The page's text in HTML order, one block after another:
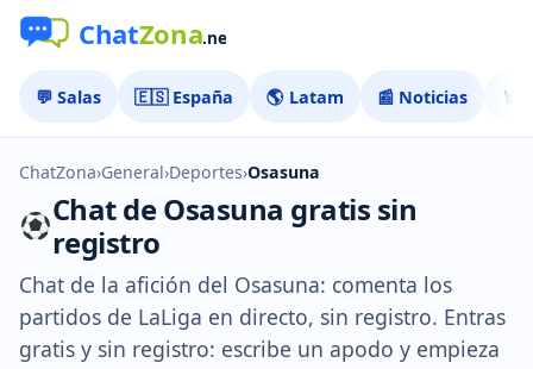
💬 Salas 🇪🇸 España 🌎 Latam 📰 Noticias 🏅
ChatZona›General›Deportes›Osasuna
Chat de Osasuna gratis sin
registro
Chat de la afición del Osasuna: comenta los
partidos de LaLiga en directo, sin registro. Entras
gratis y sin registro: escribe un apodo y empieza